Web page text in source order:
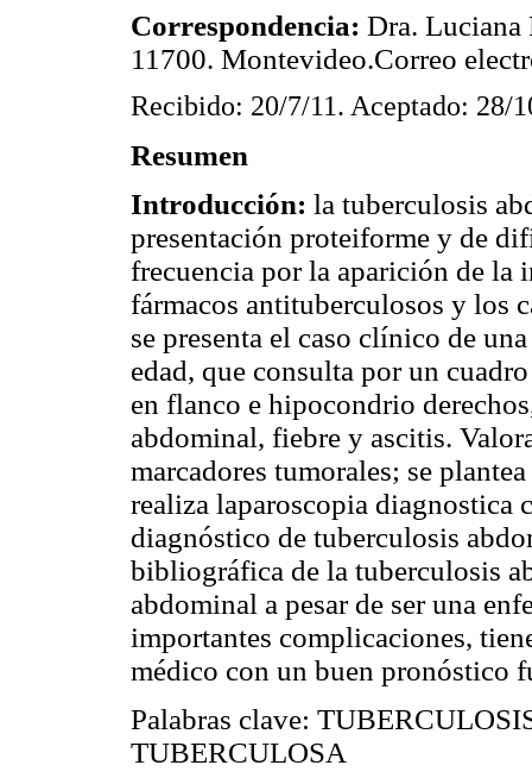
Correspondencia: Dra. Luciana
11700. Montevideo.Correo
Recibido: 20/7/11. Aceptado: 28/
Resumen
Introducción: la tuberculosis
presentación proteiforme y de
frecuencia por la aparición de la
fármacos antituberculosos y los
se presenta el caso clínico de
edad, que consulta por un
en flanco e hipocondrio
abdominal, fiebre y ascitis.
marcadores tumorales; se
realiza laparoscopia diagnostica
diagnóstico de tuberculosis
bibliográfica de la tuberculosis
abdominal a pesar de ser una
importantes complicaciones,
médico con un buen pronóstico
Palabras clave:
TUBERCULOSA